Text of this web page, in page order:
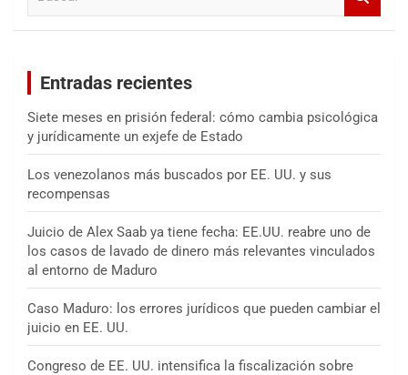
Entradas recientes
Siete meses en prisión federal: cómo cambia psicológica
y jurídicamente un exjefe de Estado
Los venezolanos más buscados por EE. UU. y sus
recompensas
Juicio de Alex Saab ya tiene fecha: EE.UU. reabre uno de
los casos de lavado de dinero más relevantes vinculados
al entorno de Maduro
Caso Maduro: los errores jurídicos que pueden cambiar el
juicio en EE. UU.
Congreso de EE. UU. intensifica la fiscalización sobre